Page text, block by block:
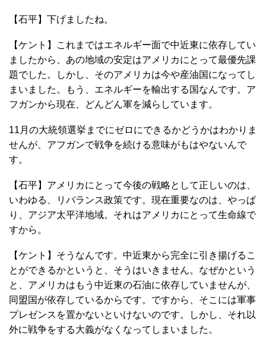
【石平】下げましたね。
【ケント】これまではエネルギー面で中近東に依存してい
ましたから、あの地域の安定はアメリカにとって最優先課
題でした。しかし、そのアメリカは今や産油国になってし
まいました。もう、エネルギーを輸出する国なんです。ア
フガンから現在、どんどん軍を減らしています。
11月の大統領選挙までにゼロにできるかどうかはわかりま
せんが、アフガンで戦争を続ける意味がもはやないんで
す。
【石平】アメリカにとって今後の戦略として正しいのは、
いわゆる、リバランス政策です。現在重要なのは、やっぱ
り、アジア太平洋地域。それはアメリカにとって生命線で
すから。
【ケント】そうなんです。中近東から完全に引き揚げるこ
とができるかというと、そうはいきません。なぜかという
と、アメリカはもう中近東の石油に依存していませんが、
同盟国が依存しているからです。ですから、そこには軍事
プレゼンスを置かないといけないのです。しかし、それ以
外に戦争をする大義がなくなってしまいました。